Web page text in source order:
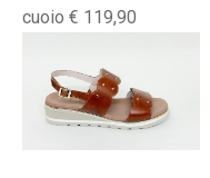
cuoio € 119,90